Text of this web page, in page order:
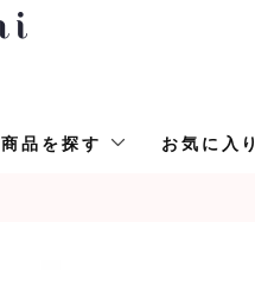
商品を探す お気に入り